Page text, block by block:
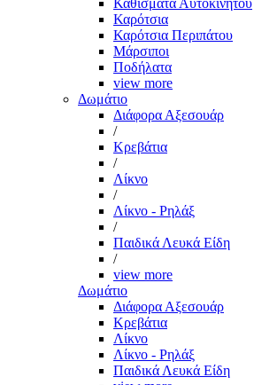
Καθίσματα Αυτοκινήτου
Καρότσια
Καρότσια Περιπάτου
Μάρσιποι
Ποδήλατα
view more
Δωμάτιο
Διάφορα Αξεσουάρ
/
Κρεβάτια
/
Λίκνο
/
Λίκνο - Ρηλάξ
/
Παιδικά Λευκά Είδη
/
view more
Δωμάτιο
Διάφορα Αξεσουάρ
Κρεβάτια
Λίκνο
Λίκνο - Ρηλάξ
Παιδικά Λευκά Είδη